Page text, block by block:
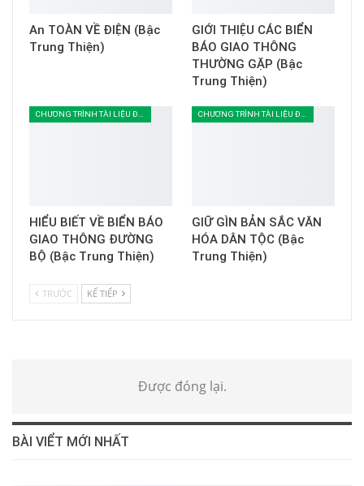
An TOÀN VỀ ĐIỆN (Bậc
Trung Thiện)
GIỚI THIỆU CÁC BIỂN
BÁO GIAO THÔNG
THƯỜNG GẶP (Bậc
Trung Thiện)
HIỂU BIẾT VỀ BIỂN BÁO
GIAO THÔNG ĐƯỜNG
BỘ (Bậc Trung Thiện)
GIỮ GÌN BẢN SẮC VĂN
HÓA DÂN TỘC (Bậc
Trung Thiện)
TRƯỚC KẾ TIẾP
Được đóng lại.
BÀI VIỂT MỚI NHẤT